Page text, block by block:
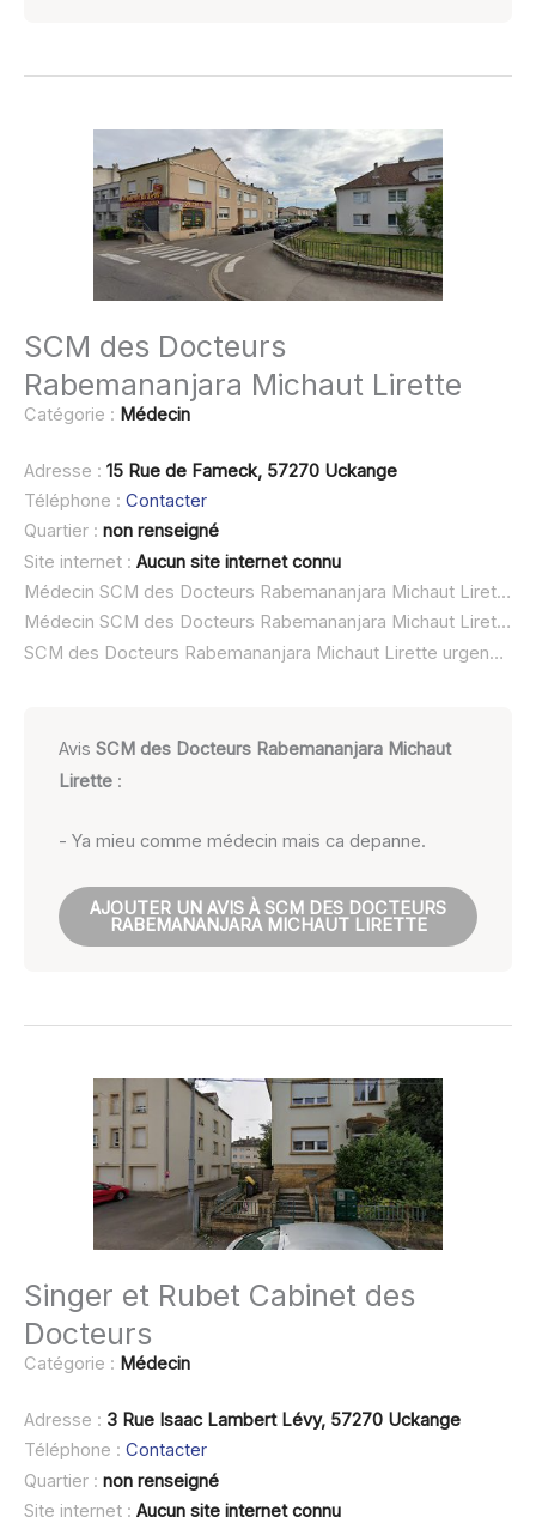
SCM des Docteurs
Rabemananjara Michaut Lirette
Catégorie : Médecin
Adresse : 15 Rue de Fameck, 57270 Uckange
Téléphone : Contacter
Quartier : non renseigné
Site internet : Aucun site internet connu
Médecin SCM des Docteurs Rabemananjara Michaut Lirette à domicile :
Médecin SCM des Docteurs Rabemananjara Michaut Lirette ouvert dimanche :
SCM des Docteurs Rabemananjara Michaut Lirette urgence à domicile ou SOS médecin :
AvisSCM des Docteurs Rabemananjara Michaut
Lirette :
- Ya mieu comme médecin mais ca depanne.
AJOUTER UN AVIS À SCM DES DOCTEURS
RABEMANANJARA MICHAUT LIRETTE
Singer et Rubet Cabinet des
Docteurs
Catégorie : Médecin
Adresse : 3 Rue Isaac Lambert Lévy, 57270 Uckange
Téléphone : Contacter
Quartier : non renseigné
Site internet : Aucun site internet connu